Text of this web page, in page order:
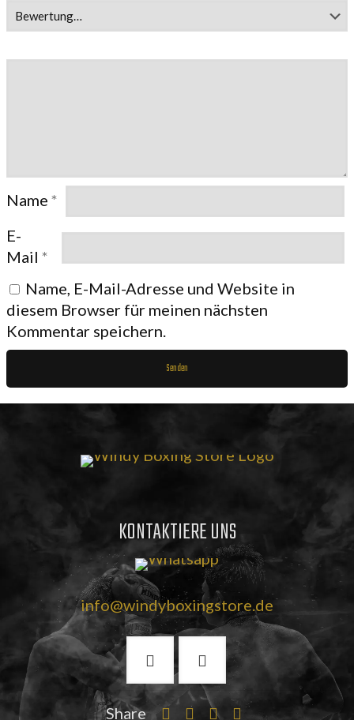
Name *
E-
Mail *
Name, E-Mail-Adresse und Website in
diesem Browser für meinen nächsten
Kommentar speichern.
KONTAKTIERE UNS
info@windyboxingstore.de
Share